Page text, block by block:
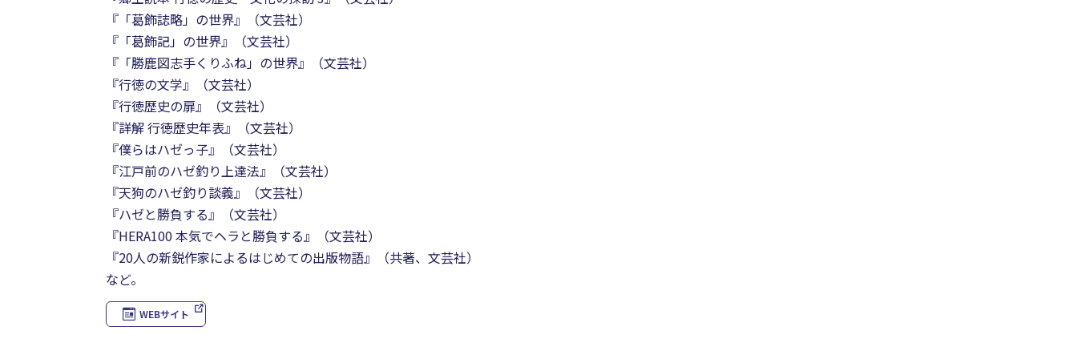
『「葛飾誌略」の世界』（文芸社）
『「葛飾記」の世界』（文芸社）
『「勝鹿図志手くりふね」の世界』（文芸社）
『行徳の文学』（文芸社）
『行徳歴史の扉』（文芸社）
『詳解 行徳歴史年表』（文芸社）
『僕らはハゼっ子』（文芸社）
『江戸前のハゼ釣り上達法』（文芸社）
『天狗のハゼ釣り談義』（文芸社）
『ハゼと勝負する』（文芸社）
『HERA100 本気でヘラと勝負する』（文芸社）
『20人の新鋭作家によるはじめての出版物語』（共著、文芸社）
など。
WEBサイト